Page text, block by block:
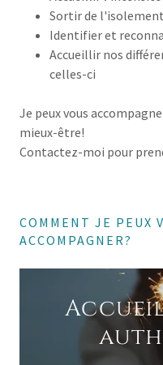
Sortir de l'isolement
Identifier et
Accueillir nos
celles-ci
Je peux vous
mieux-être!
Contactez-moi pour
COMMENT JE PEUX
ACCOMPAGNER?